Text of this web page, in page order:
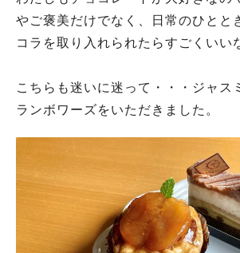
やご褒美だけでなく、日常のひとと
コラを取り入れられたらすごくいい
こちらも迷いに迷って・・・ジャス
ランボワーズをいただきました。